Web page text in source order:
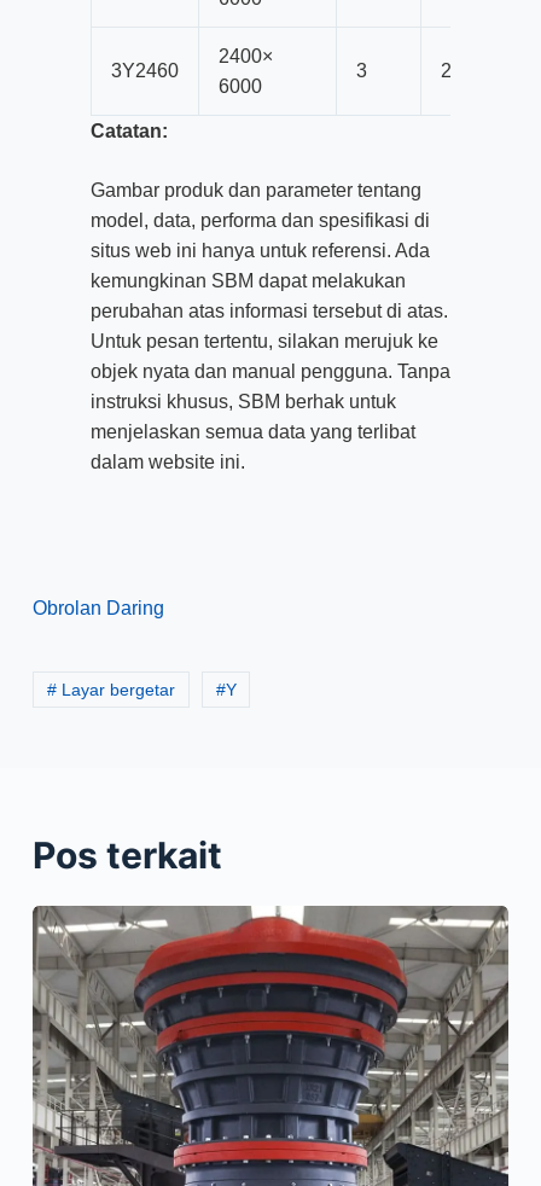
3Y2460
2400×
6000
3 20
Catatan:
Gambar produk dan parameter tentang
model, data, performa dan spesifikasi di
situs web ini hanya untuk referensi. Ada
kemungkinan SBM dapat melakukan
perubahan atas informasi tersebut di atas.
Untuk pesan tertentu, silakan merujuk ke
objek nyata dan manual pengguna. Tanpa
instruksi khusus, SBM berhak untuk
menjelaskan semua data yang terlibat
dalam website ini.
Obrolan Daring
# Layar bergetar #Y
Pos terkait